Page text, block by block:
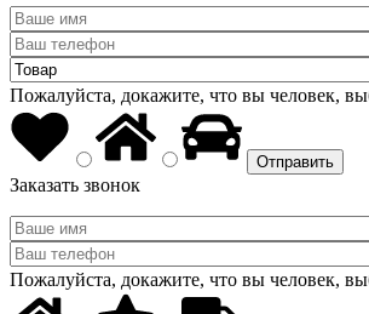
Пожалуйста, докажите, что вы человек,
Заказать звонок
Пожалуйста, докажите, что вы человек,